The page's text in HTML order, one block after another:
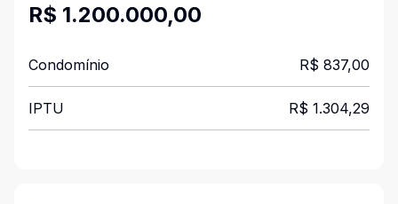
R$ 1.200.000,00
Condomínio R$ 837,00
IPTU R$ 1.304,29